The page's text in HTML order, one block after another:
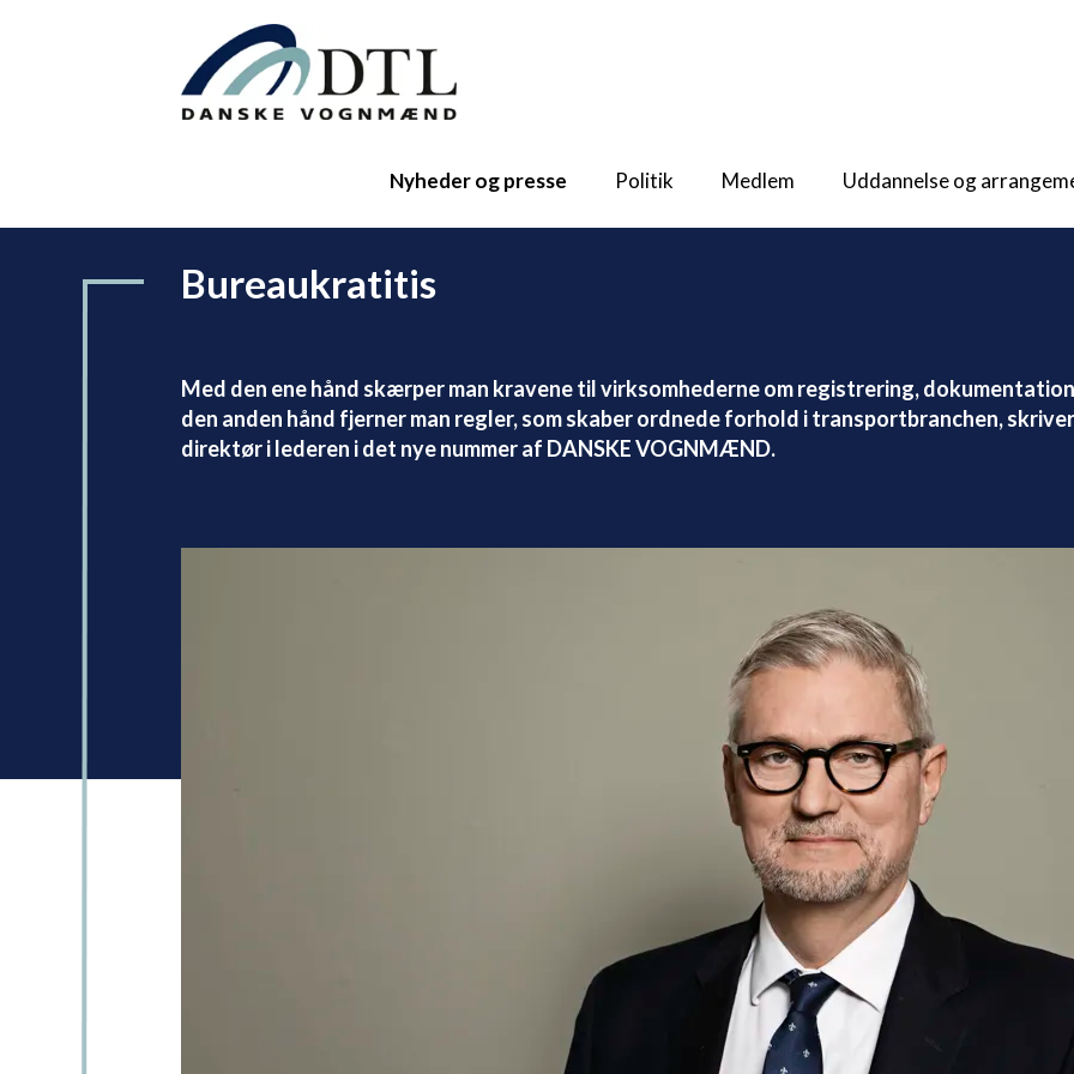
Nyheder og presse Politik Medlem Uddannelse og
Bureaukratitis
Med den ene hånd skærper man kravene til virksomhederne om registrering,
den anden hånd fjerner man regler, som skaber ordnede forhold i transportbranchen, skriver
direktør i lederen i det nye nummer af DANSKE VOGNMÆND.